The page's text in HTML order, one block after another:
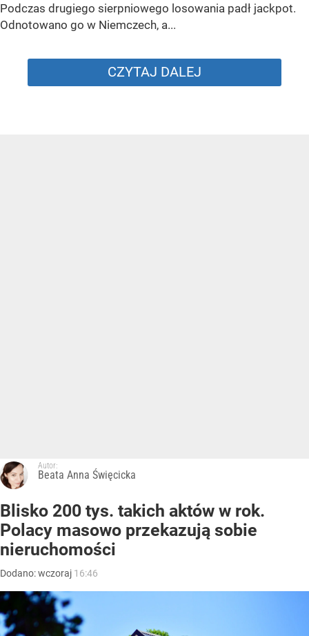
Podczas drugiego sierpniowego losowania padł jackpot.
Odnotowano go w Niemczech, a...
CZYTAJ DALEJ
Autor:
Beata Anna Święcicka
Blisko 200 tys. takich aktów w rok.
Polacy masowo przekazują sobie
nieruchomości
Dodano:wczoraj 16:46